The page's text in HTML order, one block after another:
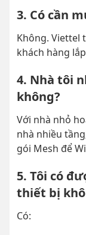
3. Có cần
Không. Viettel
khách hàng
4. Nhà tôi
không?
Với nhà nhỏ
nhà nhiều
gói Mesh để
5. Tôi có
thiết bị
Có: